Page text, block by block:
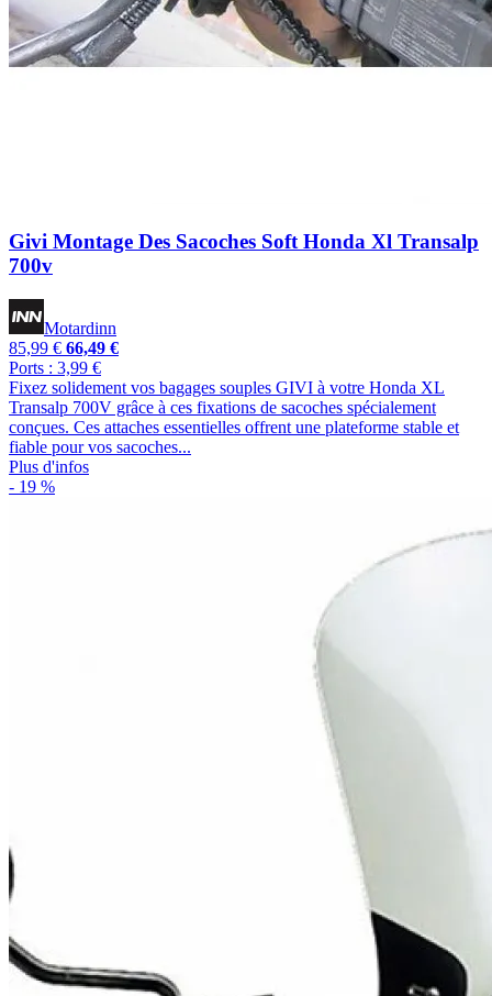
Givi Montage Des Sacoches Soft Honda Xl Transalp
700v
Motardinn
85,99 € 66,49 €
Ports : 3,99 €
Fixez solidement vos bagages souples GIVI à votre Honda XL
Transalp 700V grâce à ces fixations de sacoches spécialement
conçues. Ces attaches essentielles offrent une plateforme stable et
fiable pour vos sacoches...
Plus d'infos
- 19 %